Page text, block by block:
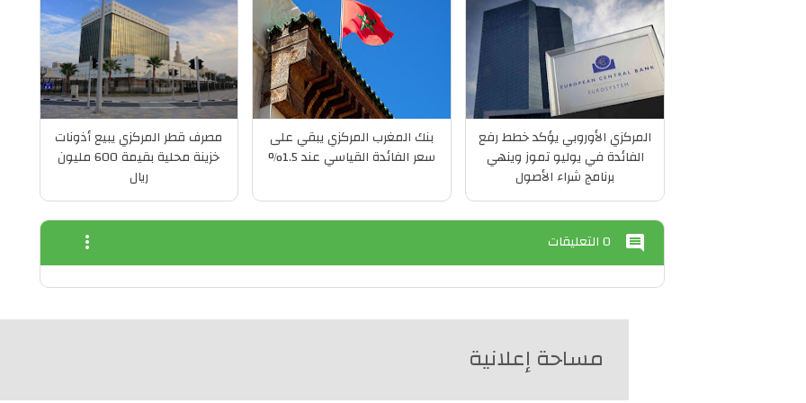
المركزي الأوروبي يؤكد خطط رفع
الفائدة في يوليو تموز وينهي
برنامج شراء الأصول
بنك المغرب المركزي يبقي على
سعر الفائدة القياسي عند 1.5%
مصرف قطر المركزي يبيع أذونات
خزينة محلية بقيمة 600 مليون
ريال
comment 0 التعليقات more_vert
مساحة إعلانية